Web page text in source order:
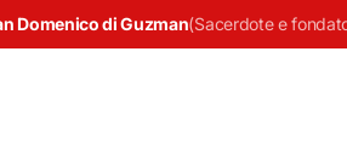
Domenico di Guzman(Sacerdote e